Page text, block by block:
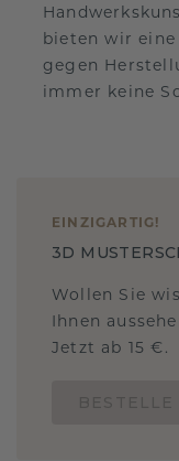
bieten wir eine
gegen
immer keine
EINZIGARTIG !
3D
Wollen Sie
Ihnen
Jetzt ab 15 €.